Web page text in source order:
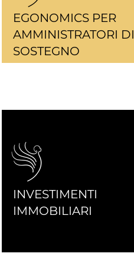
EGONOMICS PER
AMMINISTRATORI DI
SOSTEGNO
INVESTIMENTI
IMMOBILIARI